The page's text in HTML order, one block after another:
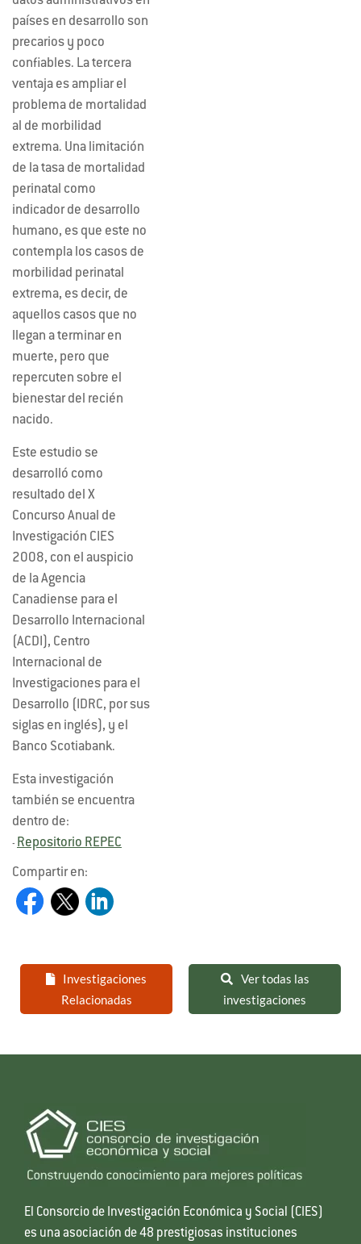
países en desarrollo son
precarios y poco
confiables. La tercera
ventaja es ampliar el
problema de mortalidad
al de morbilidad
extrema. Una limitación
de la tasa de mortalidad
perinatal como
indicador de desarrollo
humano, es que este no
contempla los casos de
morbilidad perinatal
extrema, es decir, de
aquellos casos que no
llegan a terminar en
muerte, pero que
repercuten sobre el
bienestar del recién
nacido.
Este estudio se
desarrolló como
resultado del X
Concurso Anual de
Investigación CIES
2008, con el auspicio
de la Agencia
Canadiense para el
Desarrollo Internacional
(ACDI), Centro
Internacional de
Investigaciones para el
Desarrollo (IDRC, por sus
siglas en inglés), y el
Banco Scotiabank.
Esta investigación
también se encuentra
dentro de:
- Repositorio REPEC
Compartir en:
Investigaciones
Relacionadas
Ver todas las
investigaciones
El Consorcio de Investigación Económica y Social (CIES)
es una asociación de 48 prestigiosas instituciones